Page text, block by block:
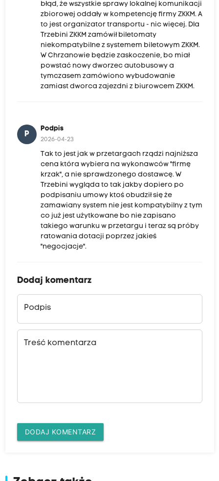
błąd, że wszystkie sprawy lokalnej komunikacji
zbiorowej oddały w kompetencję firmy ZKKM. A
to jest organizator transportu - nic więcej. Dla
Trzebini ZKKM zamówił biletomaty
niekompatybilne z systemem biletowym ZKKM.
W Chrzanowie będzie zaskoczenie, bo miał
powstać nowy dworzec autobusowy a
tymczasem zamówiono wybudowanie
zamiast dworca zajezdni z biurowcem ZKKM.
P
Podpis
2026-04-23
Tak to jest jak w przetargach rządzi najniższa
cena która wybiera na wykonawców "firmę
krzak", a nie sprawdzonego dostawcę. W
Trzebini wygląda to tak jakby dopiero po
podpisaniu umowy ktoś obudził się że
zamawiany system nie jest kompatybilny z tym
co już jest użytkowane bo nie zapisano
takiego warunku w przetargu i teraz są próby
ratowania dotacji poprzez jakieś
"negocjacje".
Dodaj komentarz
Podpis
Treść komentarza
DODAJ KOMENTARZ